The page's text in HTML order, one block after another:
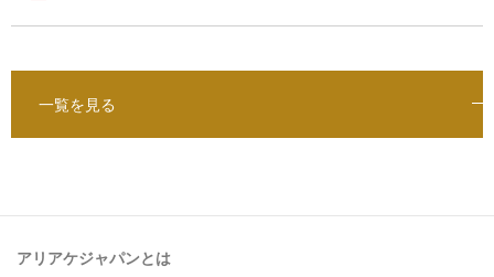
一覧を見る
アリアケジャパンとは